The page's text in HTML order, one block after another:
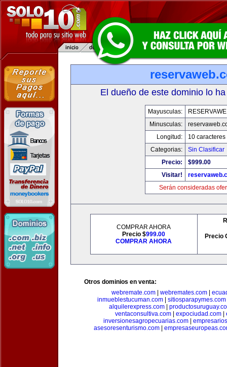
El dueño de este dominio lo
Mayusculas:
Minusculas:
Longitud:
10 caracteres
Categorias:
Sin Clasificar
Precio:
$999.00
Visitar!
Serán consideradas
COMPRAR AHORA
Precio $999.00
COMPRAR AHORA
Precio
Otros dominios en venta:
webremate.com| webremates.com|
inmueblestucuman.com
sitiosparapymes.com
alquilerexpress.com
ventaconsultiva.com
expociudad.com
inversionesagropecuarias.com
asesoresenturismo.com|